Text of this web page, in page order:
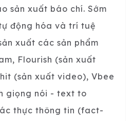
sản xuất báo chí. Sớm
động hóa và trí tuệ
xuất các sản phẩm
Flourish (sản xuất
(sản xuất video), Vbee
giọng nói - text to
thực thông tin (fact-